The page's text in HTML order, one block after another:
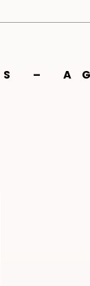
–